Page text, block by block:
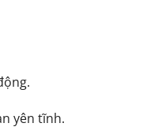
yên tĩnh.